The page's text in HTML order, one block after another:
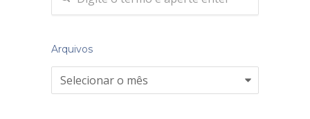
Arquivos
Arquivos